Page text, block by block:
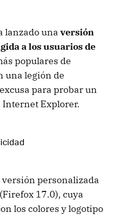
lanzado una versión
a los usuarios de
populares de
una legión de
para probar un
Explorer.
versión personalizada
17.0), cuya
los colores y logotipo